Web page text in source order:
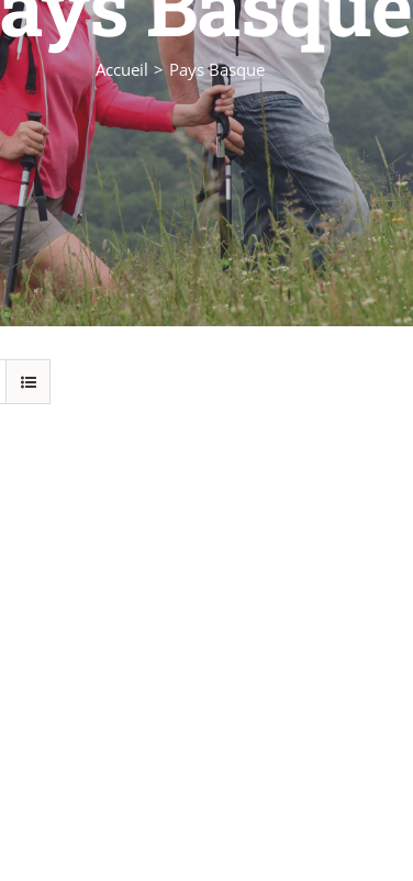
Accueil Pays Basque